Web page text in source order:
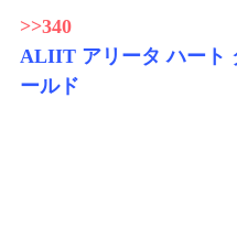
>>340
ALIIT アリータ ハート
ールド